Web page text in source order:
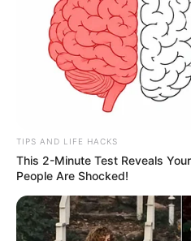
TIPS AND LIFE HACKS
This 2-Minute Test Reveals
People Are Shocked!